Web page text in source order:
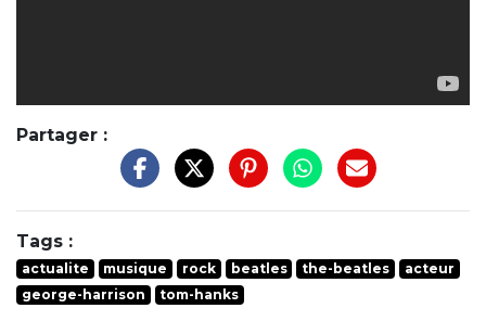
Partager :
Tags :
actualite musique rock beatles the-beatles
acteur
george-harrison
tom-hanks